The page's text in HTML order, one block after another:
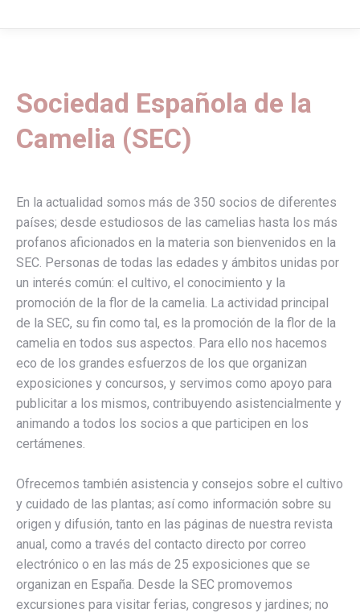
Sociedad Española de la
Camelia (SEC)
En la actualidad somos más de 350 socios de diferentes
países; desde estudiosos de las camelias hasta los más
profanos aficionados en la materia son bienvenidos en la
SEC. Personas de todas las edades y ámbitos unidas por
un interés común: el cultivo, el conocimiento y la
promoción de la flor de la camelia. La actividad principal
de la SEC, su fin como tal, es la promoción de la flor de la
camelia en todos sus aspectos. Para ello nos hacemos
eco de los grandes esfuerzos de los que organizan
exposiciones y concursos, y servimos como apoyo para
publicitar a los mismos, contribuyendo asistencialmente y
animando a todos los socios a que participen en los
certámenes.
Ofrecemos también asistencia y consejos sobre el cultivo
y cuidado de las plantas; así como información sobre su
origen y difusión, tanto en las páginas de nuestra revista
anual, como a través del contacto directo por correo
electrónico o en las más de 25 exposiciones que se
organizan en España. Desde la SEC promovemos
excursiones para visitar ferias, congresos y jardines; no